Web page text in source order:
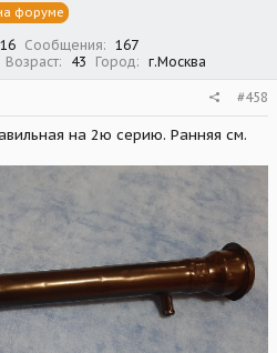
форуме
Сообщения
167
Возраст 43 Город г.Москва
#458
на 2ю серию. Ранняя см.